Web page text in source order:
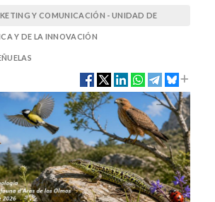
Y COMUNICACIÓN - UNIDAD DE
Y DE LA INNOVACIÓN